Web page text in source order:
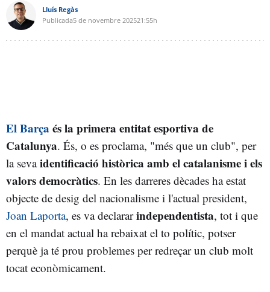
Lluís Regàs
Publicada5 de novembre 202521:55h
El Barça és la primera entitat esportiva de
Catalunya. És, o es proclama, "més que un club", per
la sevaidentificació històrica amb el catalanisme i els
valors democràtics. En les darreres dècades ha estat
objecte de desig del nacionalisme i l'actual president,
Joan Laporta, es va declararindependentista, tot i que
en el mandat actual ha rebaixat el to polític, potser
perquè ja té prou problemes per redreçar un club molt
tocat econòmicament.